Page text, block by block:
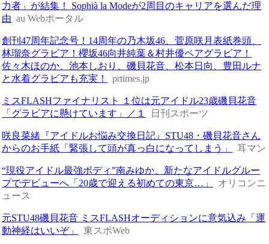
力者」が結集！ Sophià la Modeが2周目のキャリアを選んだ理
由 au Webポータル
創刊47周年記念号！14周年の乃木坂46、菅原咲月表紙巻頭、
林瑠奈グラビア！櫻坂46向井純葉＆村井優ペアグラビア！
佐々木ほのか、池本しおり、磯貝花音、松本日向、豊田ルナ
と水着グラビアも充実！
prtimes.jp
ミスFLASHファイナリスト １位は元アイドル23歳磯貝花音
「グラビアに懸けています」／１
日刊スポーツ
咲良菜緒『アイドルお悩み交換日記』STU48・磯貝花音さん
からのお手紙「緊張して頭が真っ白になってしまう」
耳マン
“現役アイドル最強ボディ”南みゆか、新たなアイドルグルー
プでデビューへ「20歳で迎える初めての東京…」
オリコンニ
ュース
元STU48磯貝花音 ミスFLASHオーディションに意気込み「運
動神経はいいぞ」
東スポWeb